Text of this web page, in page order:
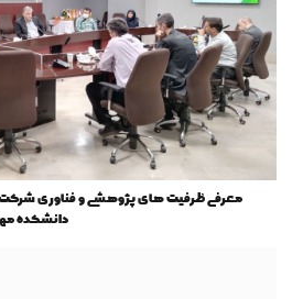
معرفی ظرفیت های پژوهشی و فناوری شرکت
دانشکده